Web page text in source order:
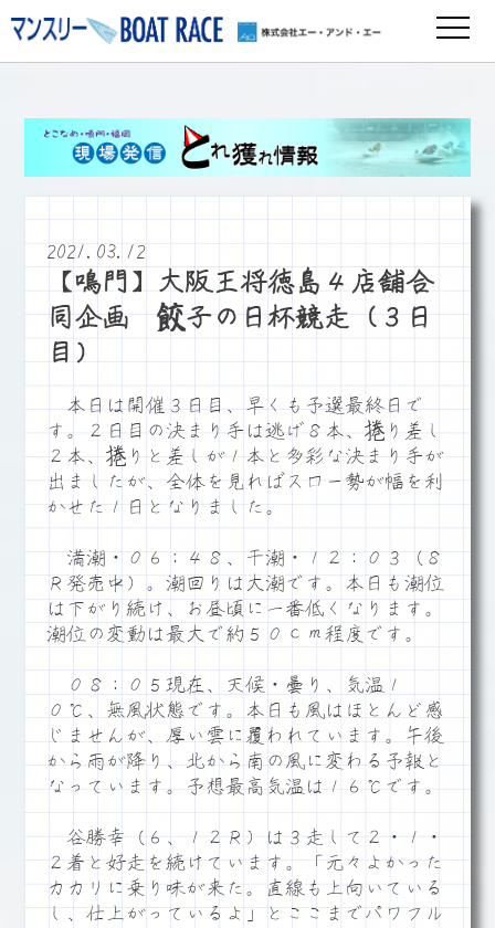
2021.03.12
【鳴門】大阪王将徳島４店舗合
同企画 餃子の日杯競走（３日
目）
本日は開催３日目、早くも予選最終日で
す。２日目の決まり手は逃げ８本、捲り差し
２本、捲りと差しが１本と多彩な決まり手が
出ましたが、全体を見ればスロー勢が幅を利
かせた１日となりました。
満潮・０６：４８、干潮・１２：０３（８
Ｒ発売中）。潮回りは大潮です。本日も潮位
は下がり続け、お昼頃に一番低くなります。
潮位の変動は最大で約５０ｃｍ程度です。
０８：０５現在、天候・曇り、気温１
０℃、無風状態です。本日も風はほとんど感
じませんが、厚い雲に覆われています。午後
から雨が降り、北から南の風に変わる予報と
なっています。予想最高気温は１６℃です。
谷勝幸（６、１２Ｒ）は３走して２・１・
２着と好走を続けています。「元々よかった
カカリに乗り味が来た。直線も上向いている
し、仕上がっているよ」とここまでパワフル